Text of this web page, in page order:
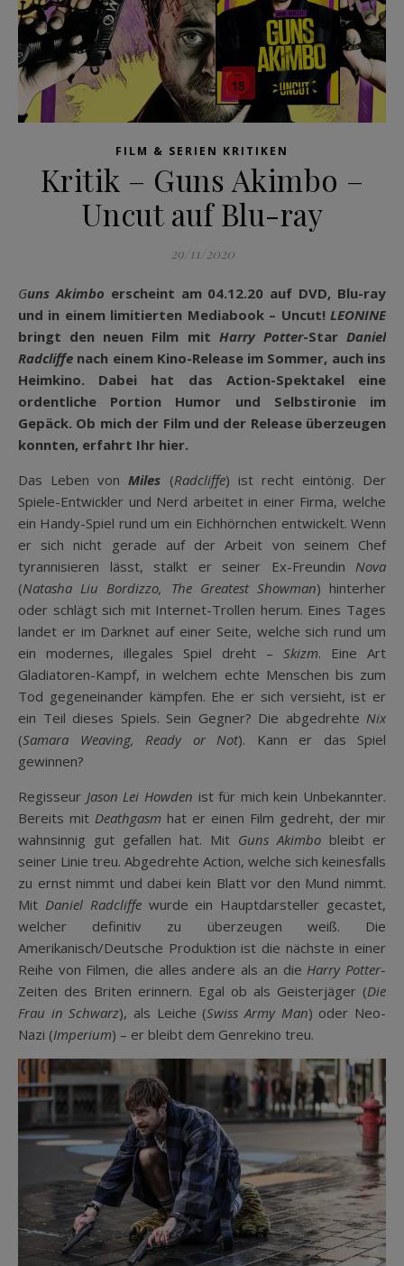
FILM & SERIEN KRITIKEN
Kritik – Guns Akimbo –
Uncut auf Blu-ray
29/11/2020
Guns Akimbo erscheint am 04.12.20 auf DVD, Blu-ray
und in einem limitierten Mediabook – Uncut! LEONINE
bringt den neuen Film mit Harry Potter-StarDaniel
Radcliffe nach einem Kino-Release im Sommer, auch ins
Heimkino. Dabei hat das Action-Spektakel eine
ordentliche Portion Humor und Selbstironie im
Gepäck. Ob mich der Film und der Release überzeugen
konnten, erfahrt Ihr hier.
Das Leben vonMiles (Radcliffe) ist recht eintönig. Der
Spiele-Entwickler und Nerd arbeitet in einer Firma, welche
ein Handy-Spiel rund um ein Eichhörnchen entwickelt. Wenn
er sich nicht gerade auf der Arbeit von seinem Chef
tyrannisieren lässt, stalkt er seiner Ex-Freundin Nova
(Natasha Liu Bordizzo, The Greatest Showman) hinterher
oder schlägt sich mit Internet-Trollen herum. Eines Tages
landet er im Darknet auf einer Seite, welche sich rund um
ein modernes, illegales Spiel dreht – Skizm. Eine Art
Gladiatoren-Kampf, in welchem echte Menschen bis zum
Tod gegeneinander kämpfen. Ehe er sich versieht, ist er
ein Teil dieses Spiels. Sein Gegner? Die abgedrehte Nix
(Samara Weaving, Ready or Not). Kann er das Spiel
gewinnen?
Regisseur Jason Lei Howden ist für mich kein Unbekannter.
Bereits mit Deathgasm hat er einen Film gedreht, der mir
wahnsinnig gut gefallen hat. Mit Guns Akimbo bleibt er
seiner Linie treu. Abgedrehte Action, welche sich keinesfalls
zu ernst nimmt und dabei kein Blatt vor den Mund nimmt.
Mit Daniel Radcliffewurde ein Hauptdarsteller gecastet,
welcher definitiv zu überzeugen weiß. Die
Amerikanisch/Deutsche Produktion ist die nächste in einer
Reihe von Filmen, die alles andere als an die Harry Potter-
Zeiten des Briten erinnern. Egal ob als Geisterjäger (Die
Frau in Schwarz), als Leiche (Swiss Army Man) oder Neo-
Nazi (Imperium) – er bleibt dem Genrekino treu.